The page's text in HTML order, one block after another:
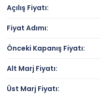
Açılış Fiyatı:
Fiyat Adımı:
Önceki Kapanış Fiyatı:
Alt Marj Fiyatı:
Üst Marj Fiyatı: